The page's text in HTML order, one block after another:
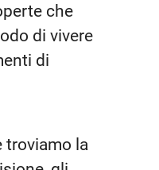
che
di vivere
di
troviamo la